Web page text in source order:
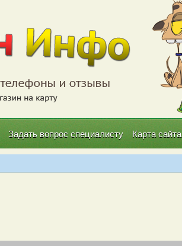
Задать вопрос специалисту Карта сайта